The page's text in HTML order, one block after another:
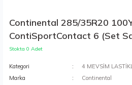
Continental 285/35R20
ContiSportContact 6 (Set
Stokta 0 Adet
Kategori
4 MEVSİM
Marka
Continental